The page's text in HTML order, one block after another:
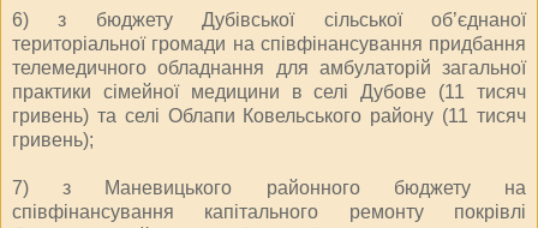
6) з бюджету Дубівської сільської об’єднаної
територіальної громади на співфінансування придбання
телемедичного обладнання для амбулаторій загальної
практики сімейної медицини в селі Дубове (11 тисяч
гривень) та селі Облапи Ковельського району (11 тисяч
гривень);
7) з Маневицького районного бюджету на
співфінансування капітального ремонту покрівлі